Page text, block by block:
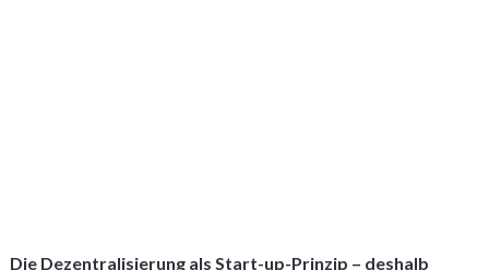
Die Dezentralisierung als Start-up-Prinzip – deshalb